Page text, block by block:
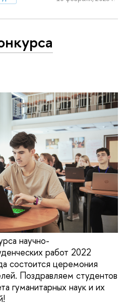
научно-
работ 2022
состоится церемония
Поздравляем студентов
гуманитарных наук и их